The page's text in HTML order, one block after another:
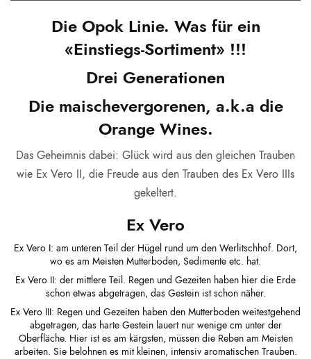
Die Opok Linie. Was für ein
«Einstiegs-Sortiment» !!!
Drei Generationen
Die maischevergorenen, a.k.a die
Orange Wines.
Das Geheimnis dabei: Glück wird aus den gleichen Trauben
wie Ex Vero II, die Freude aus den Trauben des Ex Vero IIIs
gekeltert.
Ex Vero
Ex Vero I: am unteren Teil der Hügel rund um den Werlitschhof. Dort,
wo es am Meisten Mutterboden, Sedimente etc. hat.
Ex Vero II: der mittlere Teil. Regen und Gezeiten haben hier die Erde
schon etwas abgetragen, das Gestein ist schon näher.
Ex Vero III: Regen und Gezeiten haben den Mutterboden weitestgehend
abgetragen, das harte Gestein lauert nur wenige cm unter der
Oberfläche. Hier ist es am kärgsten, müssen die Reben am Meisten
arbeiten. Sie belohnen es mit kleinen, intensiv aromatischen Trauben.